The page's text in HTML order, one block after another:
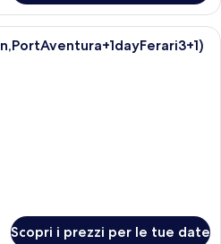
Una camera d'albergo con due letti,
Scopri i prezzi per le tue date